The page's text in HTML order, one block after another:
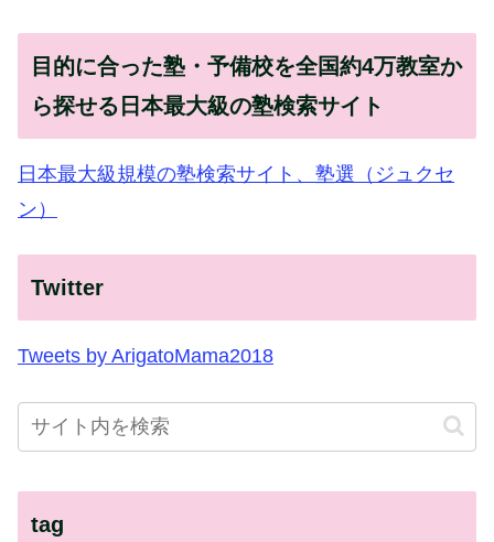
目的に合った塾・予備校を全国約4万教室か
ら探せる日本最大級の塾検索サイト
日本最大級規模の塾検索サイト、塾選（ジュクセ
ン）
Twitter
Tweets by ArigatoMama2018
tag